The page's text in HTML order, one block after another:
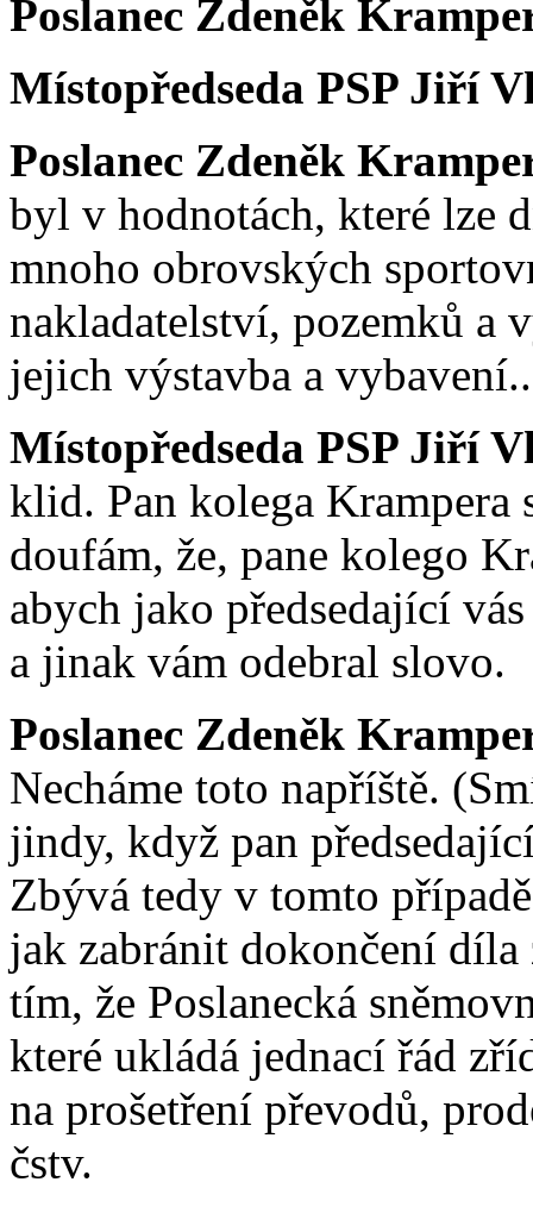
Poslanec Zdeněk
Místopředseda PSP Jiří
Poslanec Zdeněk
byl v hodnotách, které lze
mnoho obrovských
nakladatelství, pozemků a
jejich výstavba a
Místopředseda PSP Jiří
klid. Pan kolega Krampera
doufám, že, pane kolego
abych jako předsedající
a jinak vám odebral slovo.
Poslanec Zdeněk
Necháme toto napříště.
jindy, když pan
Zbývá tedy v tomto
jak zabránit dokončení
tím, že Poslanecká
které ukládá jednací řád
na prošetření převodů,
čstv.